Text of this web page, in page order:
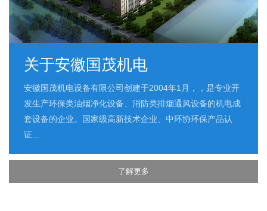
关于安徽国茂机电
安徽国茂机电设备有限公司创建于2004年1月，，是专业开
发生产环保类油烟净化设备、消防类排烟通风设备的机电成
套设备的企业。国家级高新技术企业、中环协环保产品认
证...
了解更多